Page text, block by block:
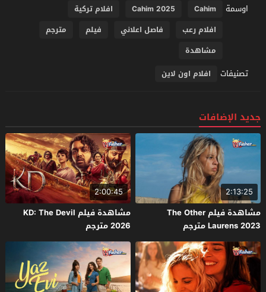
اوسمة
Cahim
Cahim 2025
افلام تركية
افلام رعب
فاصل اعلاني فيلم
مترجم
مشاهدة
تصنيفات افلام اون لاين
جديد الإضافات
2:13:25
مشاهدة فيلم The Other
Laurens 2023 مترجم
2:00:45
مشاهدة فيلم KD: The Devil
2026 مترجم